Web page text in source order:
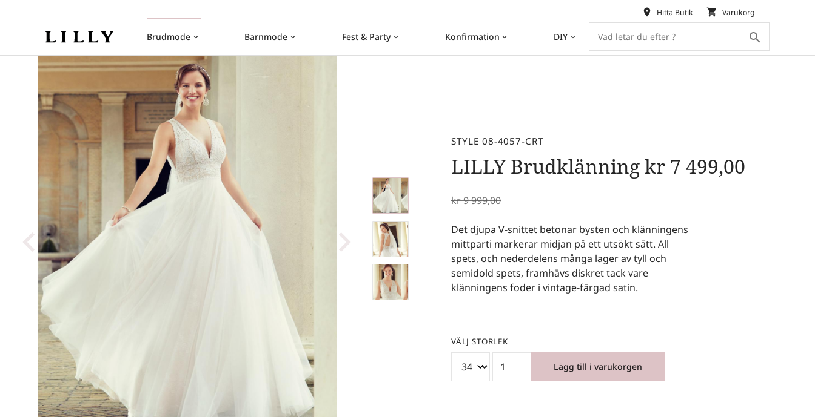
Brudmode keyboard_arrow_down Barnmode keyboard_arrow_down Fest & Party keyboard_arrow_down Konfirmation keyboard_arrow_down DIY keyboard_arrow_down search
place Hitta Butik shopping_cart Varukorg
STYLE 08-4057-CRT
LILLY Brudklänningkr 7 499,00
kr9 999,00
Det djupa V-snittet betonar bysten och klänningens
mittparti markerar midjan på ett utsökt sätt. All
spets, och nederdelens många lager av tyll och
semidold spets, framhävs diskret tack vare
klänningens foder i vintage-färgad satin.
VÄLJ STORLEK
Lägg till i varukorgen